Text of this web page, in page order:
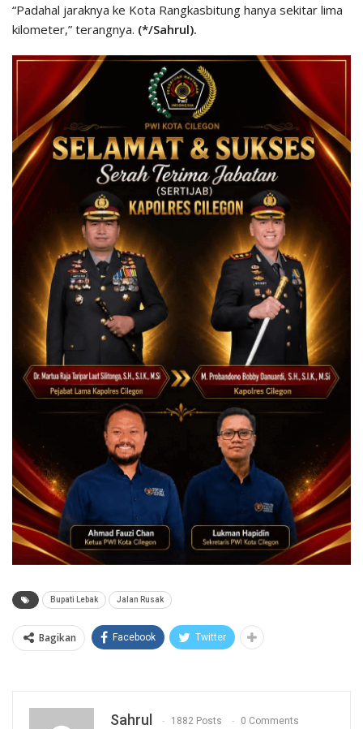
“Padahal jaraknya ke Kota Rangkasbitung hanya sekitar lima
kilometer,” terangnya. (*/Sahrul).
Bupati Lebak Jalan Rusak
Bagikan Facebook Twitter
Sahrul 1882 Posts 0 Comments